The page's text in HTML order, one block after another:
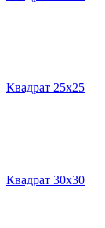
Квадрат 25х25
Квадрат 30х30